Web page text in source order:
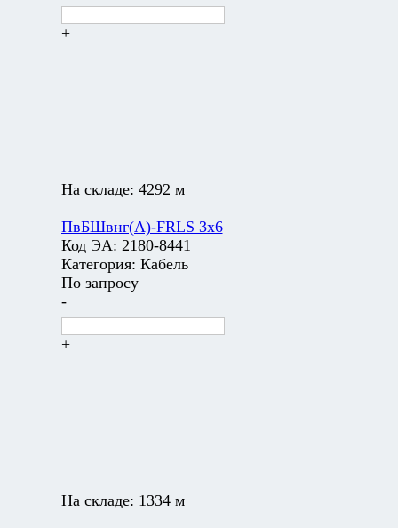
+
На складе: 4292 м
ПвБШвнг(А)-FRLS 3х6
Код ЭА: 2180-8441
Категория: Кабель
По запросу
-
+
На складе: 1334 м